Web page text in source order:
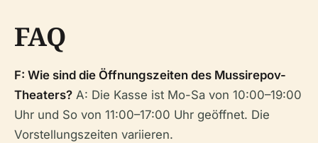
FAQ
F: Wie sind die Öffnungszeiten des Mussirepov-
Theaters? A: Die Kasse ist Mo-Sa von 10:00–19:00
Uhr und So von 11:00–17:00 Uhr geöffnet. Die
Vorstellungszeiten variieren.